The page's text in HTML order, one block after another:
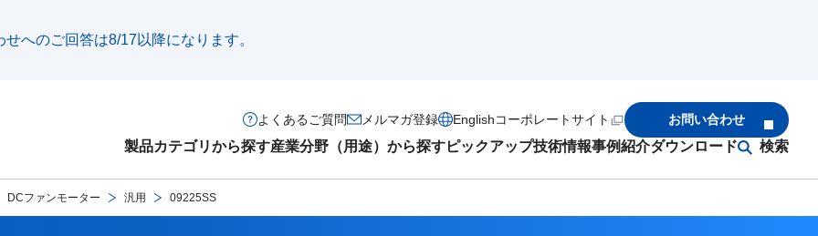
へのご回答は8/17以降になります。
製品カテゴリから探す産業分野（用途）から探すピックアップ技術情報事例紹介ダウンロード 検索
よくあるご質問 メルマガ登録 Englishコーポレートサイト お問い合わせ
DCファンモーター 汎用 09225SS